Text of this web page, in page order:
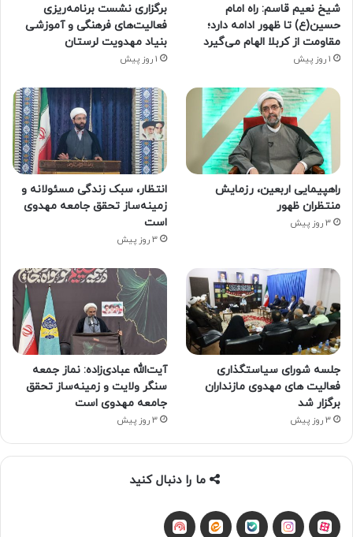
شیخ نعیم قاسم: راه امام
حسین(ع) تا ظهور ادامه دارد؛
مقاومت از کربلا الهام می‌گیرد
1 روز پیش
برگزاری نشست برنامه‌ریزی
فعالیت‌های فرهنگی و آموزشی
بنیاد مهدویت لرستان
1 روز پیش
راهپیمایی اربعین، رزمایش
منتظران ظهور
3 روز پیش
انتظار، سبک زندگی مسئولانه و
زمینه‌ساز تحقق جامعه مهدوی
است
3 روز پیش
جلسه شورای سیاستگذاری
فعالیت های مهدوی مازنداران
برگزار شد
3 روز پیش
آیت‌الله عبادی‌زاده: نماز جمعه
سنگر ولایت و زمینه‌ساز تحقق
جامعه مهدوی است
3 روز پیش
ما را دنبال کنید
آپاراتاینستاگرام
بله ایتا شنوتو